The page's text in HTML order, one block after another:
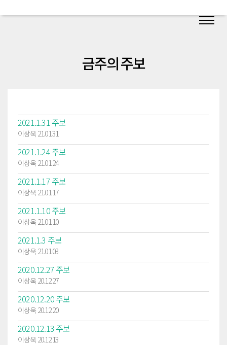
금주의 주보
2021.1.31 주보
이상욱 21.01.31
2021.1.24 주보
이상욱 21.01.24
2021.1.17 주보
이상욱 21.01.17
2021.1.10 주보
이상욱 21.01.10
2021.1.3 주보
이상욱 21.01.03
2020.12.27 주보
이상욱 20.12.27
2020.12.20 주보
이상욱 20.12.20
2020.12.13 주보
이상욱 20.12.13